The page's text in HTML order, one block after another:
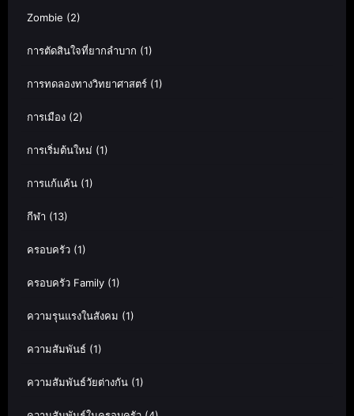
Zombie (2)
การตัดสินใจที่ยากลำบาก (1)
การทดลองทางวิทยาศาสตร์ (1)
การเมือง (2)
การเริ่มต้นใหม่ (1)
การแก้แค้น (1)
กีฬา (13)
ครอบครัว (1)
ครอบครัว Family (1)
ความรุนแรงในสังคม (1)
ความสัมพันธ์ (1)
ความสัมพันธ์วัยต่างกัน (1)